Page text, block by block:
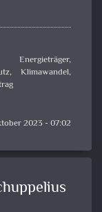
Energieträger,
,Klimawandel,
2023 - 07:02